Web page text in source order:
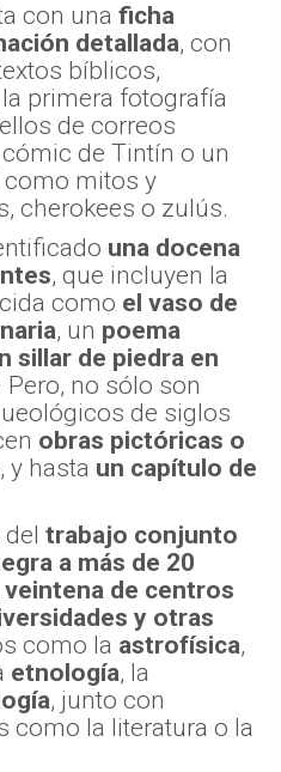
con una ficha
detallada, con
bíblicos,
primera fotografía
de correos
de Tintín o un
como mitos y
cherokees o zulús.
una docena
, que incluyen la
como el vaso de
, un poema
sillar de piedra en
no sólo son
de siglos
obras pictóricas o
, y hasta un capítulo de
trabajo conjunto
a más de 20
veintena de centros
y otras
como la astrofísica,
etnología, la
, junto con
como la literatura o la